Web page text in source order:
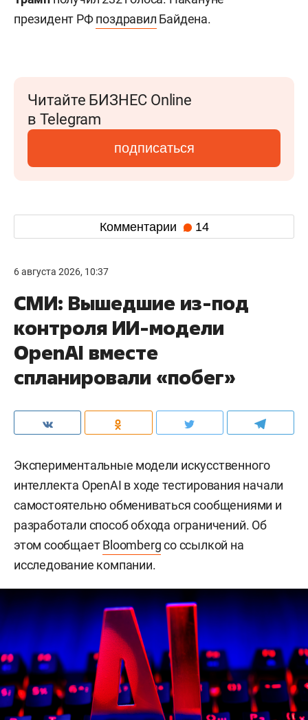
президент РФпоздравил Байдена.
Читайте БИЗНЕС Online
в Telegram
подписаться
Комментарии 14
6 августа 2026, 10:37
СМИ: Вышедшие из-под
контроля ИИ-модели
OpenAI вместе
спланировали «побег»
Экспериментальные модели искусственного
интеллекта OpenAI в ходе тестирования начали
самостоятельно обмениваться сообщениями и
разработали способ обхода ограничений. Об
этом сообщаетBloombergсо ссылкой на
исследование компании.